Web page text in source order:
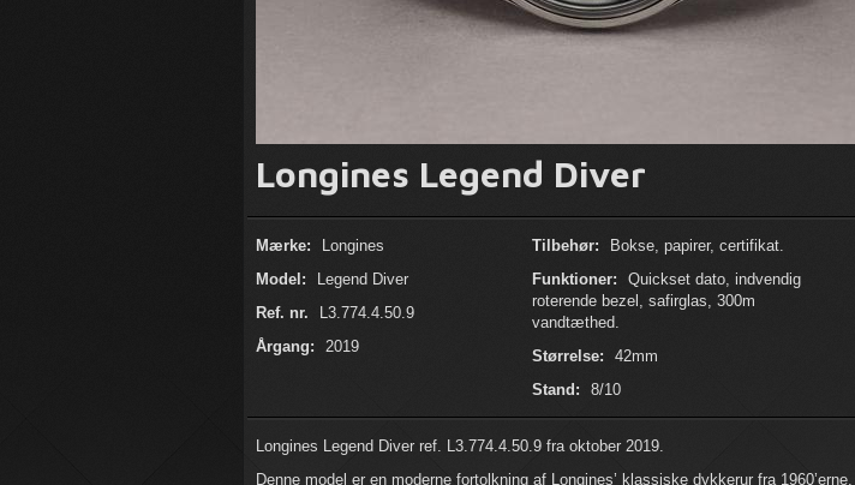
Longines Legend Diver
Mærke:
Longines
Model:
Legend Diver
Ref. nr.
L3.774.4.50.9
Årgang:
2019
Tilbehør:
Bokse, papirer, certifikat.
Funktioner:
Quickset dato, indvendig
roterende bezel, safirglas, 300m
vandtæthed.
Størrelse:
42mm
Stand:
8/10
Longines Legend Diver ref. L3.774.4.50.9 fra oktober 2019.
Denne model er en moderne fortolkning af Longines’ klassiske dykkerur fra